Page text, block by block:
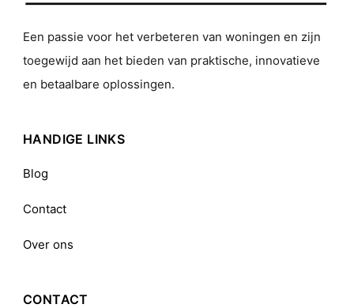
Een passie voor het verbeteren van woningen en zijn
toegewijd aan het bieden van praktische, innovatieve
en betaalbare oplossingen.
HANDIGE LINKS
Blog
Contact
Over ons
CONTACT